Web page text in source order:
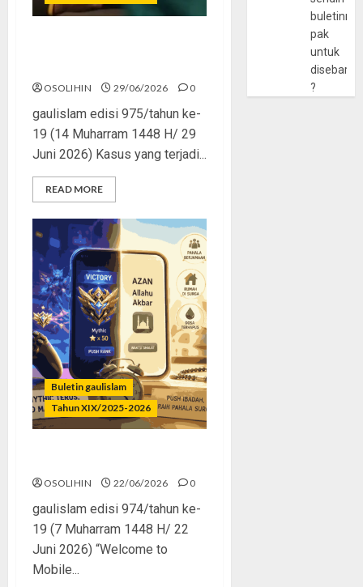
OSOLIHIN 29/06/2026 0
gaulislam edisi 975/tahun ke-
19 (14 Muharram 1448 H/ 29
Juni 2026) Kasus yang terjadi...
READ MORE
Buletin gaulislam
Tahun XIX/2025-2026
OSOLIHIN 22/06/2026 0
gaulislam edisi 974/tahun ke-
19 (7 Muharram 1448 H/ 22
Juni 2026) “Welcome to
Mobile...
pak
untuk
?